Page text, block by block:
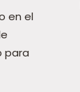
en el
para